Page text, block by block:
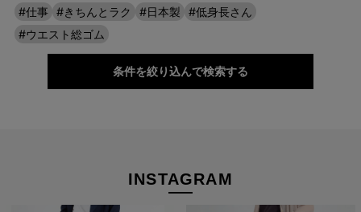
お届けしたいのは、人の手から生まれる本物の良さと安心
感。 ベーシックなデザインだからこそ「はきやすい」「長
#仕事 #きちんとラク #日本製
#低身長さん
#ウエスト総ゴム
条件を絞り込んで検索する
INSTAGRAM